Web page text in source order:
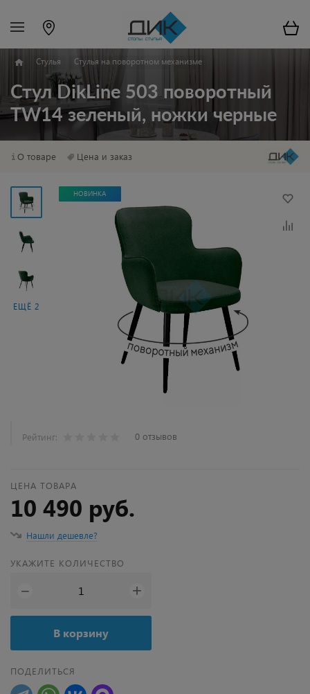
Стулья Стулья на поворотном механизме
Стул DikLine 503 поворотный
TW14 зеленый, ножки черные
О товаре Цена и заказ
ЕЩЁ 2
НОВИНКА
Рейтинг: 0 отзывов
ЦЕНА ТОВАРА
10 490 руб.
Нашли дешевле?
УКАЖИТЕ КОЛИЧЕСТВО
− +
В корзину
ПОДЕЛИТЬСЯ